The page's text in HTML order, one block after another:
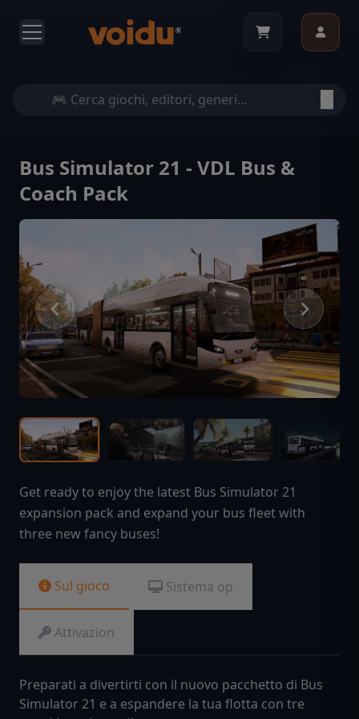
Bus Simulator 21 - VDL Bus &
Coach Pack
Get ready to enjoy the latest Bus Simulator 21
expansion pack and expand your bus fleet with
three new fancy buses!
Sul gioco Sistema op
Attivazion
Preparati a divertirti con il nuovo pacchetto di Bus
Simulator 21 e a espandere la tua flotta con tre